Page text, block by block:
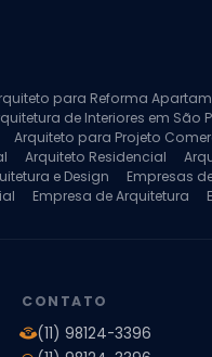
para Reforma
de Interiores em São
Arquiteto para Projeto
Arquiteto Residencial
e Design Empresas
Empresa de Arquitetura
CONTATO
(11) 98124-3396